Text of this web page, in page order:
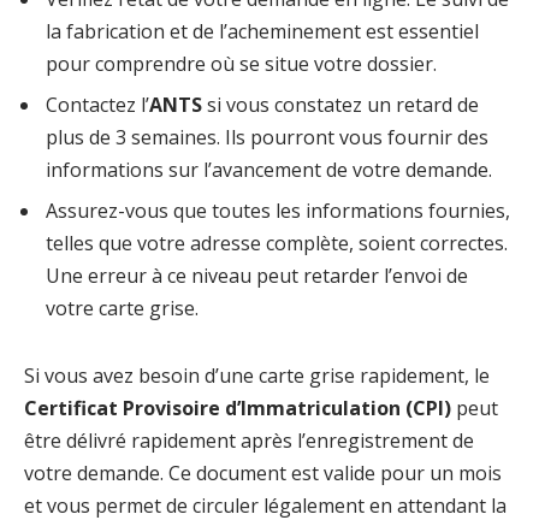
la fabrication et de l’acheminement est essentiel
pour comprendre où se situe votre dossier.
Contactez l’ANTSsi vous constatez un retard de
plus de 3 semaines. Ils pourront vous fournir des
informations sur l’avancement de votre demande.
Assurez-vous que toutes les informations fournies,
telles que votre adresse complète, soient correctes.
Une erreur à ce niveau peut retarder l’envoi de
votre carte grise.
Si vous avez besoin d’une carte grise rapidement, le
Certificat Provisoire d’Immatriculation (CPI) peut
être délivré rapidement après l’enregistrement de
votre demande. Ce document est valide pour un mois
et vous permet de circuler légalement en attendant la